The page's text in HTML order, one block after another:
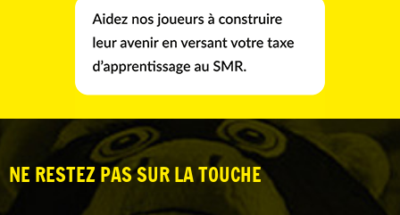
NE RESTEZ PAS SUR LA TOUCHE